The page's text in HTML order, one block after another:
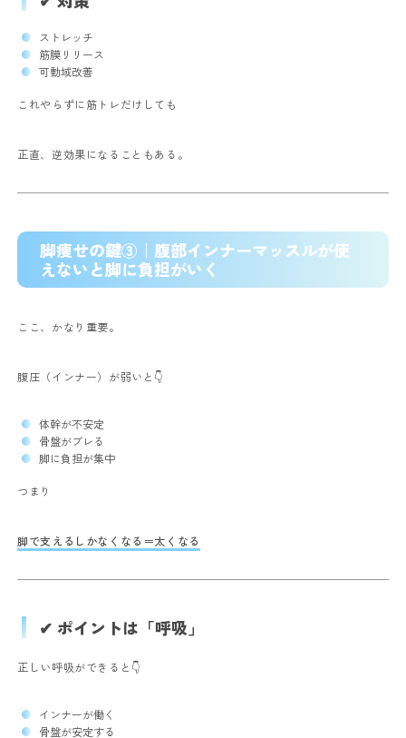
ストレッチ
筋膜リリース
可動域改善
これやらずに筋トレだけしても
正直、逆効果になることもある。
脚痩せの鍵③｜腹部インナーマッスルが使
えないと脚に負担がいく
ここ、かなり重要。
腹圧（インナー）が弱いと👇
体幹が不安定
骨盤がブレる
脚に負担が集中
つまり
脚で支えるしかなくなる＝太くなる
✔ ポイントは「呼吸」
正しい呼吸ができると👇
インナーが働く
骨盤が安定する